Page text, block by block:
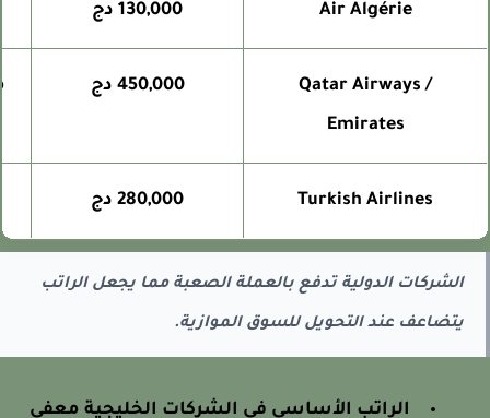
Air Algérie 130,000 دج
Qatar Airways /
Emirates
450,000 دج
Turkish Airlines 280,000 دج
الشركات الدولية تدفع بالعملة الصعبة مما يجعل الراتب
يتضاعف عند التحويل للسوق الموازية.
الراتب الأساسي في الشركات الخليجية معفى